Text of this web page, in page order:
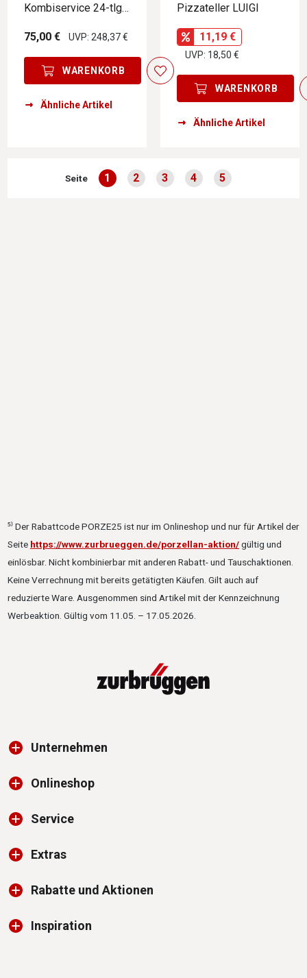
Kombiservice 24-tlg.
75,00 €
UVP: 248,37 €
WARENKORB
Ähnliche Artikel
Pizzateller LUIGI
11,19 €
UVP: 18,50 €
WARENKORB
Ähnliche Artikel
Seite
Seite
1
Seite
2
Seite
3
Seite
4
Seite
5
⁵⁾ Der Rabattcode PORZE25 ist nur im Onlineshop und nur für Artikel der
Seite https://www.zurbrueggen.de/porzellan-aktion/gültig und
einlösbar. Nicht kombinierbar mit anderen Rabatt- und Tauschaktionen.
Keine Verrechnung mit bereits getätigten Käufen. Gilt auch auf
reduzierte Ware. Ausgenommen sind Artikel mit der Kennzeichnung
Werbeaktion. Gültig vom 11.05. – 17.05.2026.
Unternehmen
Onlineshop
Service
Extras
Rabatte und Aktionen
Inspiration